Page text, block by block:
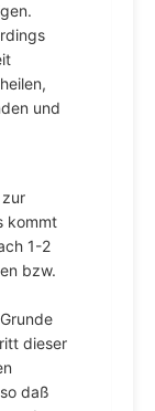
und
kommt
1-2
bzw.
dieser
daß